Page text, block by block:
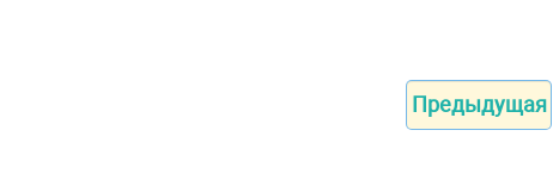
Предыдущая